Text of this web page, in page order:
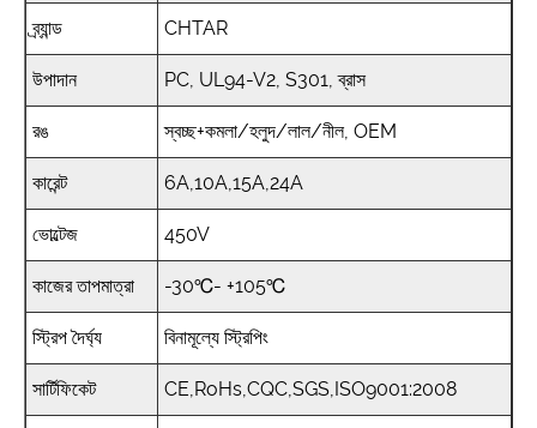
ব্র্যান্ড CHTAR
উপাদান PC, UL94-V2, S301, ব্রাস
রঙ স্বচ্ছ+কমলা/হলুদ/লাল/নীল, OEM
কারেন্ট 6A,10A,15A,24A
ভোল্টেজ 450V
কাজের তাপমাত্রা -30℃- +105℃
স্ট্রিপ দৈর্ঘ্য বিনামূল্যে স্ট্রিপিং
সার্টিফিকেট CE,RoHs,CQC,SGS,ISO9001:2008